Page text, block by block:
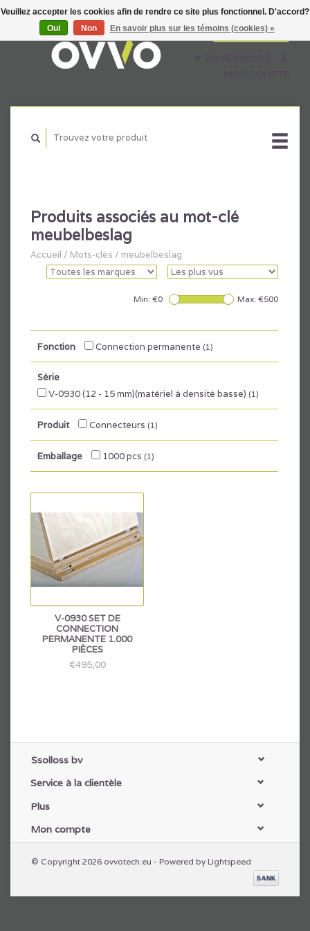
Français
Produits associés au mot-clé
meubelbeslag
Accueil / Mots-clés / meubelbeslag
Min: €0 Max: €500
Fonction Connection permanente (1)
Série
V-0930 (12 - 15 mm)(matériel à densité basse) (1)
Produit Connecteurs (1)
Emballage 1000 pcs (1)
V-0930 SET DE
CONNECTION
PERMANENTE 1.000
PIÈCES
€495,00
Ssolloss bv
Service à la clientèle
Plus
Mon compte
© Copyright 2026 ovvotech.eu - Powered by Lightspeed
Veuillez accepter les cookies afin de rendre ce site plus fonctionnel. D'accord?
Oui
Non En savoir plus sur les témoins (cookies) »